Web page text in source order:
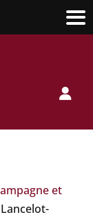

et
Lancelot-